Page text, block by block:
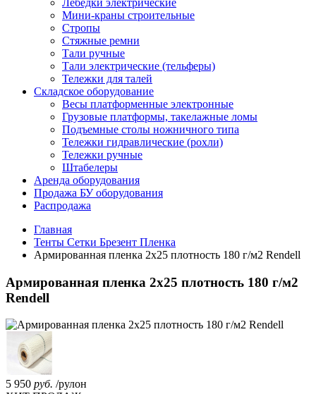
Лебедки электрические
Мини-краны строительные
Стропы
Стяжные ремни
Тали ручные
Тали электрические (тельферы)
Тележки для талей
Складское оборудование
Весы платформенные электронные
Грузовые платформы, такелажные ломы
Подъемные столы ножничного типа
Тележки гидравлические (рохли)
Тележки ручные
Штабелеры
Аренда оборудования
Продажа БУ оборудования
Распродажа
Главная
Тенты Сетки Брезент Пленка
Армированная пленка 2х25 плотность 180 г/м2 Rendell
Армированная пленка 2х25 плотность 180 г/м2
Rendell
5 950 руб. /рулон